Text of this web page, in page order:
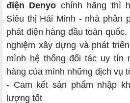
điện Denyo chính hãng thì
Siêu thị Hải Minh - nhà phân
phát điện hàng đầu toàn
nghiệm xây dựng và phát
mình hệ thống đối tác uy tín
hàng của mình những dịch vụ
- Cam kết sản phẩm nhập
lượng tốt